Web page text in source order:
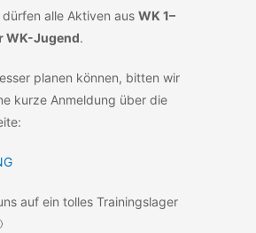
dürfen alle Aktiven aus WK 1–
WK-Jugend.
planen können, bitten wir
kurze Anmeldung über die
auf ein tolles Trainingslager